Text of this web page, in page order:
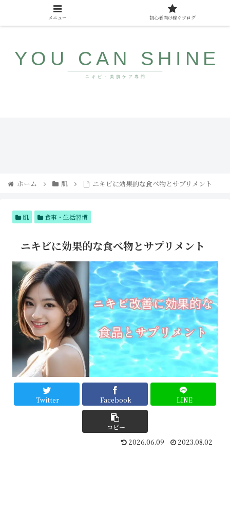
り食
品
ヨナ
ラ！
直し
方と
人気
でつ
るん
ホーム 肌 ニキビに効果的な食べ物とサプリメント
肌 食事・生活習慣
ニキビに効果的な食べ物とサプリメント
Twitter Facebook LINE
コピー
2026.06.09 2023.08.02
メニュー 初心者向け稼ぐブログ